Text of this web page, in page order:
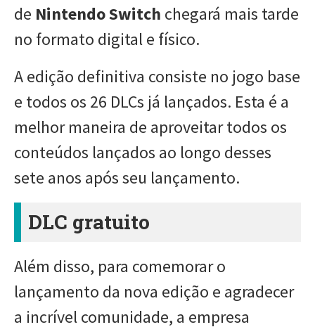
de Nintendo Switch chegará mais tarde
no formato digital e físico.
A edição definitiva consiste no jogo base
e todos os 26 DLCs já lançados. Esta é a
melhor maneira de aproveitar todos os
conteúdos lançados ao longo desses
sete anos após seu lançamento.
DLC gratuito
Além disso, para comemorar o
lançamento da nova edição e agradecer
a incrível comunidade, a empresa